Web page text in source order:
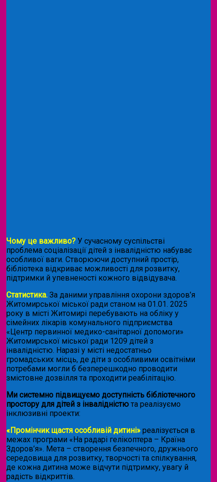
Чому це важливо? У сучасному суспільстві
проблема соціалізації дітей з інвалідністю набуває
особливої ваги. Створюючи доступний простір,
бібліотека відкриває можливості для розвитку,
підтримки й упевненості кожного відвідувача.
Статистика. За даними управління охорони здоров’я
Житомирської міської ради станом на 01.01. 2025
року в місті Житомирі перебувають на обліку у
сімейних лікарів комунального підприємства
«Центр первинної медико-санітарної допомоги»
Житомирської міської ради 1209 дітей з
інвалідністю. Наразі у місті недостатньо
громадських місць, де діти з особливими освітніми
потребами могли б безперешкодно проводити
змістовне дозвілля та проходити реабілітацію.
Ми системно підвищуємо доступність бібліотечного
простору для дітей з інвалідністю та реалізуємо
інклюзивні проекти:
«Промінчик щастя особливій дитині» реалізується в
межах програми «На радарі гелікоптера – Країна
Здоров’я». Мета – створення безпечного, дружнього
середовища для розвитку, творчості та спілкування,
де кожна дитина може відчути підтримку, увагу й
радість відкриттів.